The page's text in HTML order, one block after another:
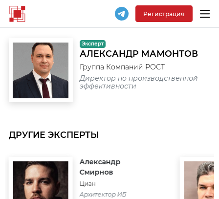
Регистрация
Эксперт
АЛЕКСАНДР МАМОНТОВ
Группа Компаний РОСТ
Директор по производственной
эффективности
ДРУГИЕ ЭКСПЕРТЫ
Александр
Смирнов
Циан
Архитектор ИБ